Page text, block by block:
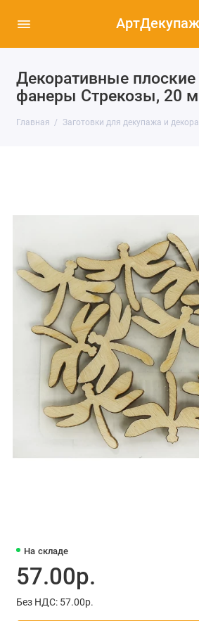
АртДекупаж
Декоративные плоские
фанеры Стрекозы, 20
Главная Заготовки для декупажа и декора
На складе
57.00р.
Без НДС: 57.00р.